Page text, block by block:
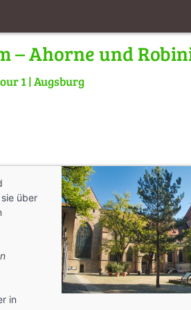
– Ahorne und
1 | Augsburg
über
in